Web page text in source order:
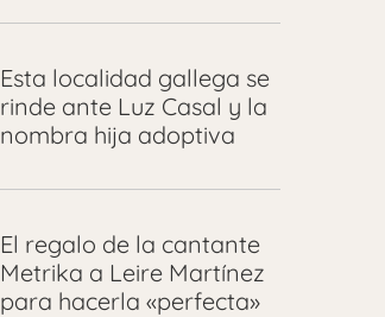
Esta localidad gallega se
rinde ante Luz Casal y la
nombra hija adoptiva
El regalo de la cantante
Metrika a Leire Martínez
para hacerla «perfecta»